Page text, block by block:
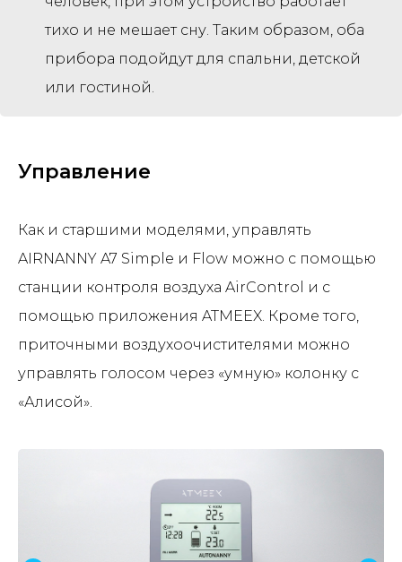
тихо и не мешает сну. Таким образом, оба
прибора подойдут для спальни, детской
или гостиной.
Управление
Как и старшими моделями, управлять
AIRNANNY A7 Simple и Flow можно с помощью
станции контроля воздуха AirControl и с
помощью приложения ATMEEX. Кроме того,
приточными воздухоочистителями можно
управлять голосом через «умную» колонку с
«Алисой».